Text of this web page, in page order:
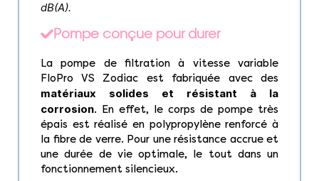
dB(A).
Pompe conçue pour durer
La pompe de filtration à vitesse variable
FloPro VS Zodiac est fabriquée avec des
matériaux solides et résistant à la
corrosion. En effet, le corps de pompe très
épais est réalisé en polypropylène renforcé à
la fibre de verre. Pour une résistance accrue et
une durée de vie optimale, le tout dans un
fonctionnement silencieux.